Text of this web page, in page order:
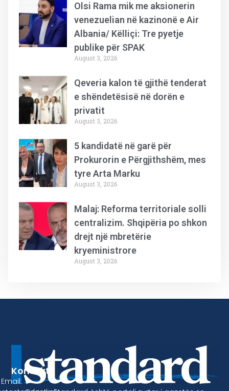
Olsi Rama mik me aksionerin
venezuelian në kazinonë e Air
Albania/ Këlliçi: Tre pyetje
publike për SPAK
August 3, 2026
Qeveria kalon të gjithë tenderat
e shëndetësisë në dorën e
privatit
August 3, 2026
5 kandidatë në garë për
Prokurorin e Përgjithshëm, mes
tyre Arta Marku
August 3, 2026
Malaj: Reforma territoriale solli
centralizim. Shqipëria po shkon
drejt një mbretërie
kryeministrore
August 3, 2026
Kontakt
Email: